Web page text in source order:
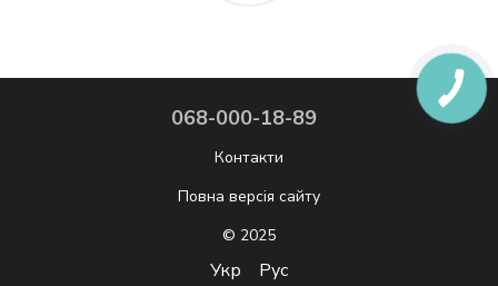
068-000-18-89
Контакти
Повна версія сайту
© 2025
Укр Рус